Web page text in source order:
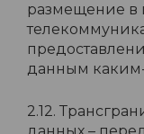
размещение
данным
2.12.